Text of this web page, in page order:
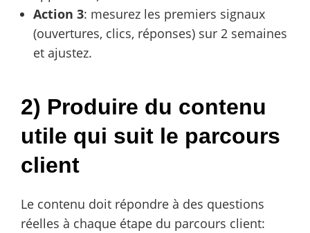
Action 3: mesurez les premiers signaux
(ouvertures, clics, réponses) sur 2 semaines
et ajustez.
2) Produire du contenu
utile qui suit le parcours
client
Le contenu doit répondre à des questions
réelles à chaque étape du parcours client: